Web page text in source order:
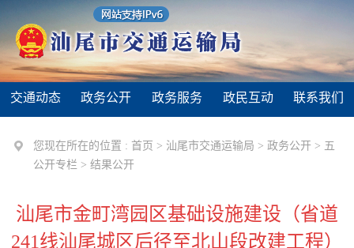
交通动态 政务公开 政务服务 政民互动 联系我们
您现在所在的位置 : 首页 > 汕尾市交通运输局 >政务公开 > 五
公开专栏 >结果公开
汕尾市金町湾园区基础设施建设（省道
241线汕尾城区后径至北山段改建工程）